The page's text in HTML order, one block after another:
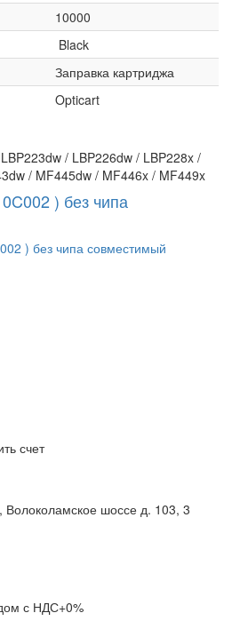
10000
Black
Заправка картриджа
Opticart
/ LBP226dw / LBP228x /
/ MF445dw / MF446x / MF449x
) без чипа
счет
шоссе д. 103, 3
с НДС+0%